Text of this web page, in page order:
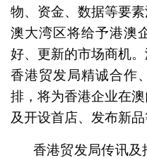
物、资金、数据等要
澳大湾区将给予港澳
好、更新的市场商机
香港贸发局精诚合作
排，将为香港企业在
及开设首店、发布新
香港贸发局传讯及